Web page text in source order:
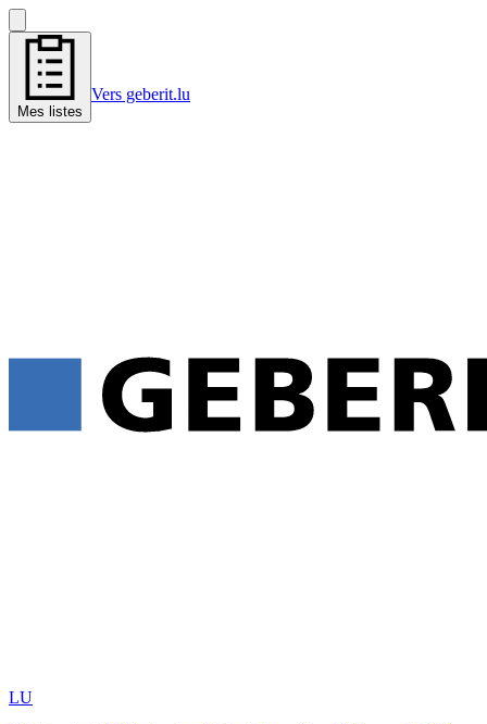
Mes listes
Vers geberit.lu
LU